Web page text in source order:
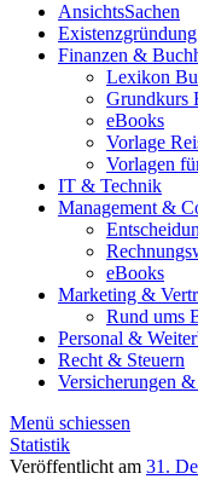
AnsichtsSachen
Existenzgründung
Finanzen &
Lexikon
Grundkurs
eBooks
Vorlage
Vorlagen
IT & Technik
Management &
eBooks
Marketing &
Rund ums
Personal &
Recht & Steuern
Versicherungen
Menü schiessen
Statistik
Veröffentlicht am 31.